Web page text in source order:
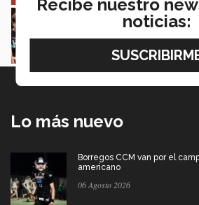
Estudiantes de 5 campus
proyectos en la Sierra
Juan José Flores Nava
Lo más nuevo
Borregos CCM van por el
americano
06 Agosto 2026
Recibe nuestro
noticias: